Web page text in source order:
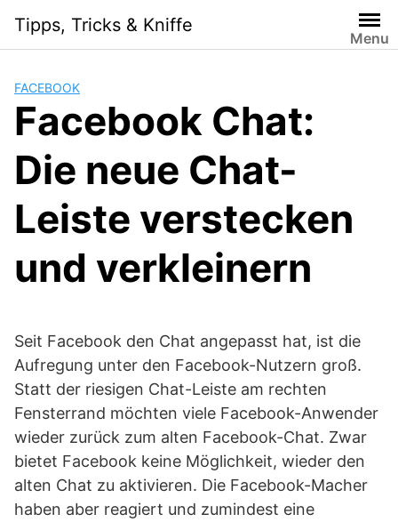
content
Tipps, Tricks & Kniffe
Menu
FACEBOOK
Facebook Chat:
Die neue Chat-
Leiste verstecken
und verkleinern
Seit Facebook den Chat angepasst hat, ist die
Aufregung unter den Facebook-Nutzern groß.
Statt der riesigen Chat-Leiste am rechten
Fensterrand möchten viele Facebook-Anwender
wieder zurück zum alten Facebook-Chat. Zwar
bietet Facebook keine Möglichkeit, wieder den
alten Chat zu aktivieren. Die Facebook-Macher
haben aber reagiert und zumindest eine